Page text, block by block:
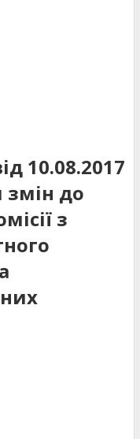
10.08.2017
змін до
з